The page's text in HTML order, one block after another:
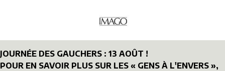
JOURNÉE DES GAUCHERS : 13 AOÛT !
POUR EN SAVOIR PLUS SUR LES « GENS À L'ENVERS »,